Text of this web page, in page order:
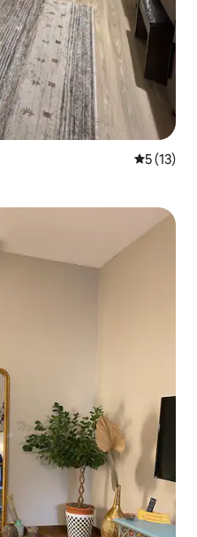
5 (13)